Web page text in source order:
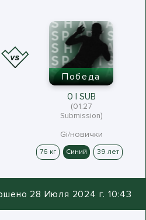
Победа
0 | SUB
(01:27
Submission)
Gi/новички
76 кг Синий 39 лет
28 Июля 2024 г. 10:43